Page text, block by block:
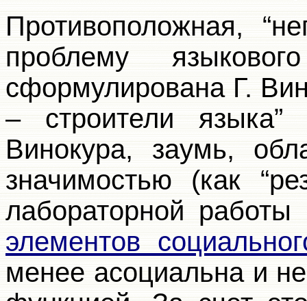
Противоположная,
проблему
сформулирована Г.
– строители языка”
Винокура, заумь,
значимостью (как
лабораторной
элементов
менее асоциальна и